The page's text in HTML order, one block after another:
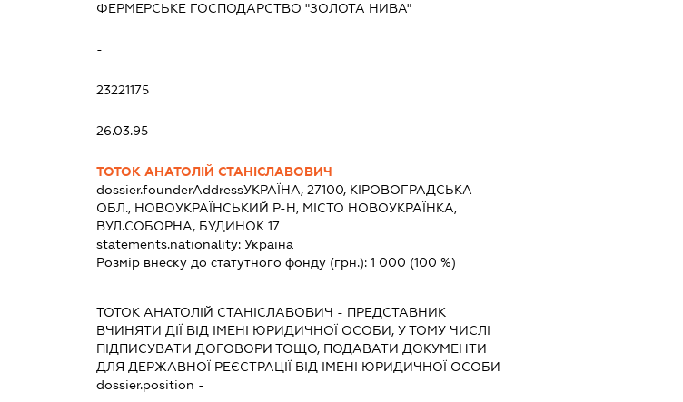
ФЕРМЕРСЬКЕ ГОСПОДАРСТВО "ЗОЛОТА НИВА"
-
23221175
26.03.95
ТОТОК АНАТОЛІЙ СТАНІСЛАВОВИЧ
dossier.founderAddressУКРАЇНА, 27100, КІРОВОГРАДСЬКА
ОБЛ., НОВОУКРАЇНСЬКИЙ Р-Н, МІСТО НОВОУКРАЇНКА,
ВУЛ.СОБОРНА, БУДИНОК 17
statements.nationality:Україна
Розмір внеску до статутного фонду (грн.):1 000 (100 %)
ТОТОК АНАТОЛІЙ СТАНІСЛАВОВИЧ - ПРЕДСТАВНИК
ВЧИНЯТИ ДІЇ ВІД ІМЕНІ ЮРИДИЧНОЇ ОСОБИ, У ТОМУ ЧИСЛІ
ПІДПИСУВАТИ ДОГОВОРИ ТОЩО, ПОДАВАТИ ДОКУМЕНТИ
ДЛЯ ДЕРЖАВНОЇ РЕЄСТРАЦІЇ ВІД ІМЕНІ ЮРИДИЧНОЇ ОСОБИ
dossier.position -